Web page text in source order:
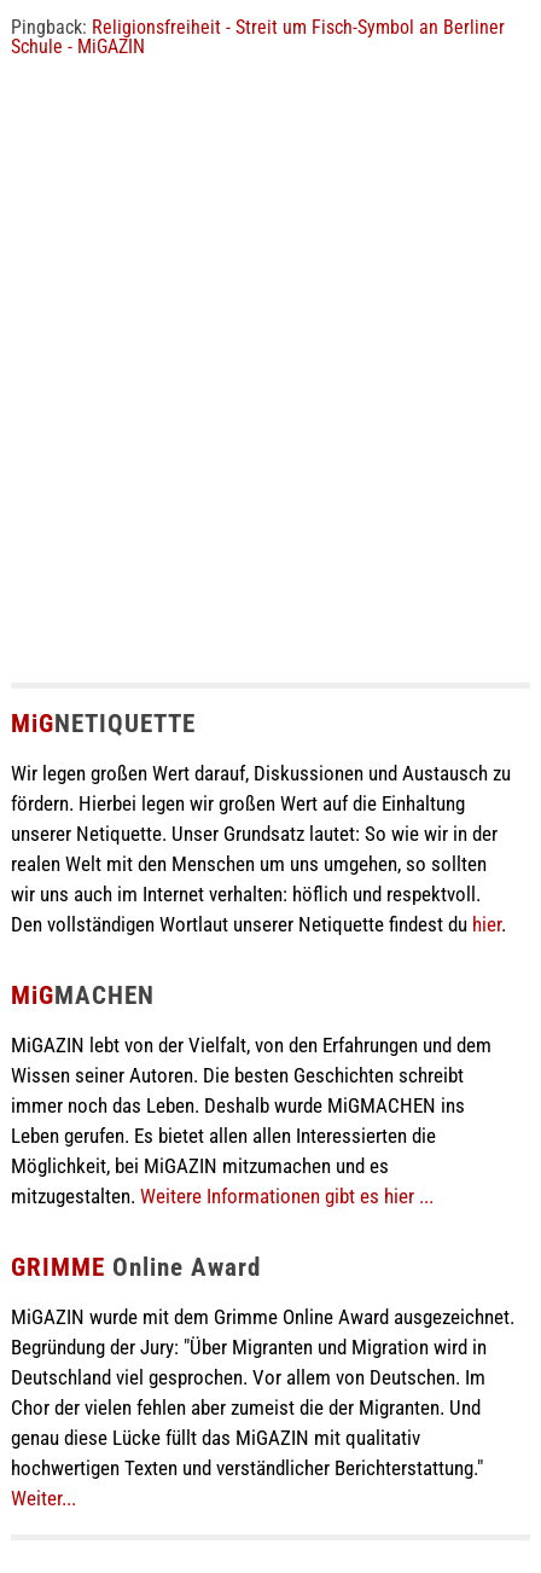
Pingback: Religionsfreiheit - Streit um Fisch-Symbol an Berliner
Schule - MiGAZIN
MiGNETIQUETTE
Wir legen großen Wert darauf, Diskussionen und Austausch zu
fördern. Hierbei legen wir großen Wert auf die Einhaltung
unserer Netiquette. Unser Grundsatz lautet: So wie wir in der
realen Welt mit den Menschen um uns umgehen, so sollten
wir uns auch im Internet verhalten: höflich und respektvoll.
Den vollständigen Wortlaut unserer Netiquette findest du hier.
MiGMACHEN
MiGAZIN lebt von der Vielfalt, von den Erfahrungen und dem
Wissen seiner Autoren. Die besten Geschichten schreibt
immer noch das Leben. Deshalb wurde MiGMACHEN ins
Leben gerufen. Es bietet allen allen Interessierten die
Möglichkeit, bei MiGAZIN mitzumachen und es
mitzugestalten. Weitere Informationen gibt es hier ...
GRIMME Online Award
MiGAZIN wurde mit dem Grimme Online Award ausgezeichnet.
Begründung der Jury: "Über Migranten und Migration wird in
Deutschland viel gesprochen. Vor allem von Deutschen. Im
Chor der vielen fehlen aber zumeist die der Migranten. Und
genau diese Lücke füllt das MiGAZIN mit qualitativ
hochwertigen Texten und verständlicher Berichterstattung."
Weiter...